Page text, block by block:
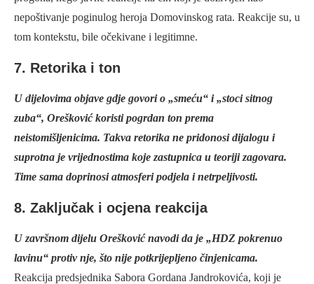
nepoštivanje poginulog heroja Domovinskog rata. Reakcije su, u
tom kontekstu, bile očekivane i legitimne.
7. Retorika i ton
U dijelovima objave gdje govori o „smeću“ i „stoci sitnog
zuba“, Orešković koristi pogrdan ton prema
neistomišljenicima. Takva retorika ne pridonosi dijalogu i
suprotna je vrijednostima koje zastupnica u teoriji zagovara.
Time sama doprinosi atmosferi podjela i netrpeljivosti.
8. Zaključak i ocjena reakcija
U završnom dijelu Orešković navodi da je „HDZ pokrenuo
lavinu“ protiv nje, što nije potkrijepljeno činjenicama.
Reakcija predsjednika Sabora Gordana Jandrokovića, koji je